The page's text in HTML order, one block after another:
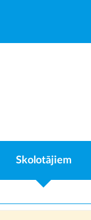
Skolotājiem